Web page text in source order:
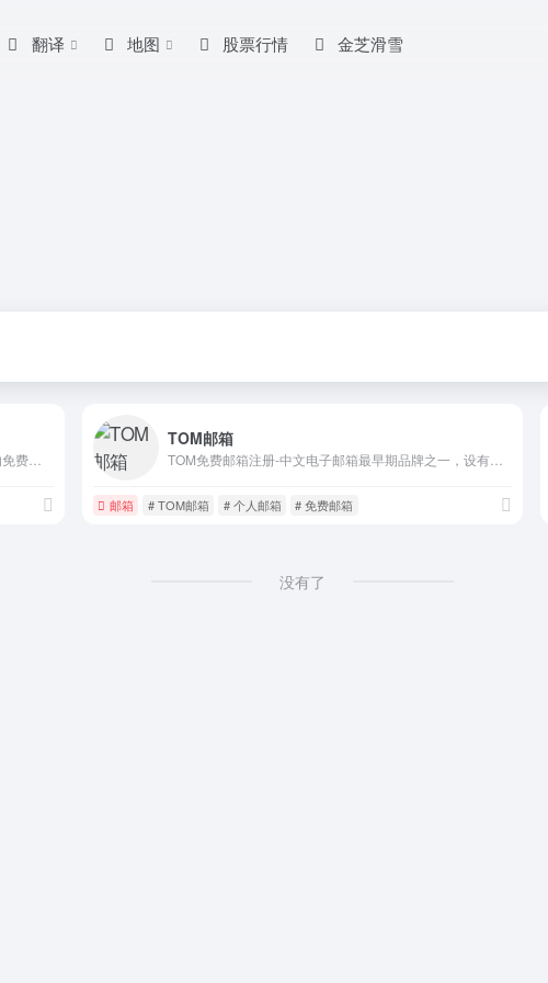
翻译 地图 股票行情 金芝滑雪
TOM邮箱
TOM免费邮箱注册-中文电子邮箱最早期品牌之一，设有独立海外服务器，安全加密通道，多通道7*24小时客户服务。邮箱支持各种客户端收发，垃圾邮件拦截率超98%。好用的安全邮箱有：免费邮箱,企业邮箱,商务邮箱,VIP邮箱
邮箱 # TOM邮箱 # 个人邮箱 # 免费邮箱
没有了